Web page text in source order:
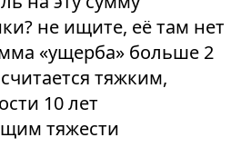
не ищите, её там нет
«ущерба» больше 2
тяжким,
10 лет
тяжести